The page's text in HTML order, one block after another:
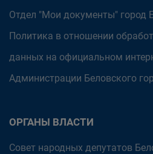
Отдел "Мои документы" город
Политика в отношении
данных на официальном
Администрации Беловского
ОРГАНЫ ВЛАСТИ
Совет народных депутатов